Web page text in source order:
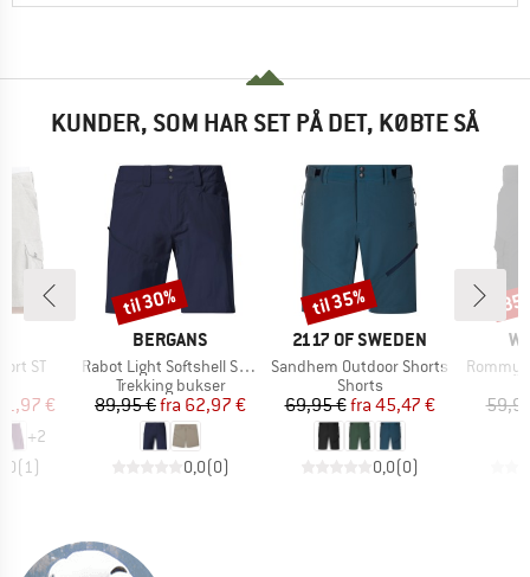
KUNDER, SOM HAR SET PÅ DET, KØBTE SÅ
ST
pris
€
+2
(1)
MÆRKE
BERGANS
Artikel
Rabot Light Softshell Shorts
Produktgruppe
Trekking bukser
Pris
89,95 € Nedsat pris
fra 62,97 €
0,0(0)
Rabat
til 30%
MÆRKE
2117 OF SWEDEN
Artikel
Sandhem Outdoor Shorts
Produktgruppe
Shorts
Pris
69,95 € Nedsat pris
fra 45,47 €
0,0(0)
Rabat
til 35%
Artikel
Rommy